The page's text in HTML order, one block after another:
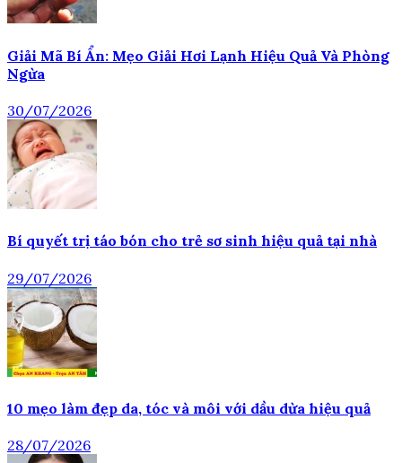
Giải Mã Bí Ẩn: Mẹo Giải Hơi Lạnh Hiệu Quả Và Phòng
Ngừa
30/07/2026
Bí quyết trị táo bón cho trẻ sơ sinh hiệu quả tại nhà
29/07/2026
10 mẹo làm đẹp da, tóc và môi với dầu dừa hiệu quả
28/07/2026